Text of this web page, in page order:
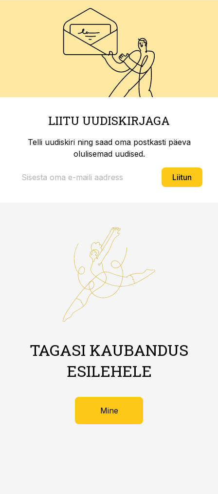
LIITU UUDISKIRJAGA
Telli uudiskiri ning saad oma postkasti päeva
olulisemad uudised.
Liitun
TAGASI KAUBANDUS
ESILEHELE
Mine